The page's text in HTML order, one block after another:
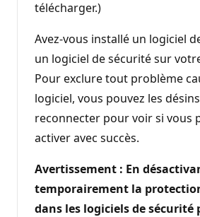
télécharger.)
Avez-vous installé un logiciel
un logiciel de sécurité sur
Pour exclure tout problème
logiciel, vous pouvez les
reconnecter pour voir si vous
activer avec succès.
Avertissement : En
temporairement la
dans les logiciels de sécurité